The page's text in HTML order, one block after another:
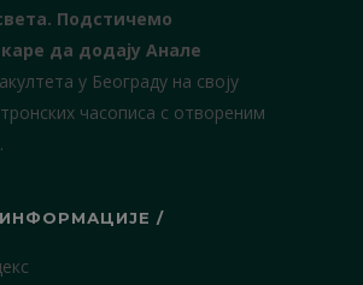
Подстичемо
да додају Анале
у Београду на своју
часописа с отвореним
/